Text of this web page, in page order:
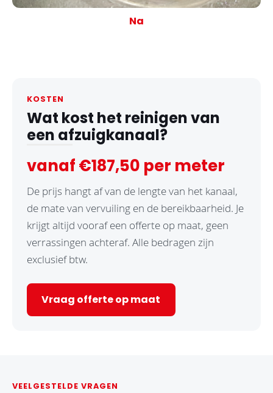
Na
KOSTEN
Wat kost het reinigen van
een afzuigkanaal?
vanaf €187,50 per meter
De prijs hangt af van de lengte van het kanaal,
de mate van vervuiling en de bereikbaarheid. Je
krijgt altijd vooraf een offerte op maat, geen
verrassingen achteraf. Alle bedragen zijn
exclusief btw.
Vraag offerte op maat
VEELGESTELDE VRAGEN